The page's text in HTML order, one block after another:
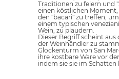
Traditionen zu feiern und
einen köstlichen
den "bacari" zu treffen,
einem typischen
Wein, zu plaudern.
Dieser Begriff scheint
der Weinhändler zu
Glockenturm von San
ihre kostbare Ware vor
indem sie sie im Schatten